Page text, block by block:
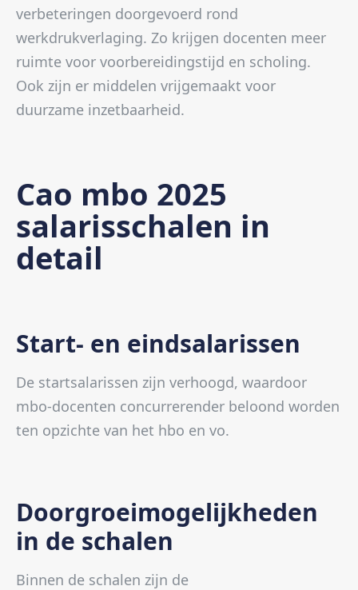
verbeteringen doorgevoerd rond
werkdrukverlaging. Zo krijgen docenten meer
ruimte voor voorbereidingstijd en scholing.
Ook zijn er middelen vrijgemaakt voor
duurzame inzetbaarheid.
Cao mbo 2025
salarisschalen in
detail
Start- en eindsalarissen
De startsalarissen zijn verhoogd, waardoor
mbo-docenten concurrerender beloond worden
ten opzichte van het hbo en vo.
Doorgroeimogelijkheden
in de schalen
Binnen de schalen zijn de